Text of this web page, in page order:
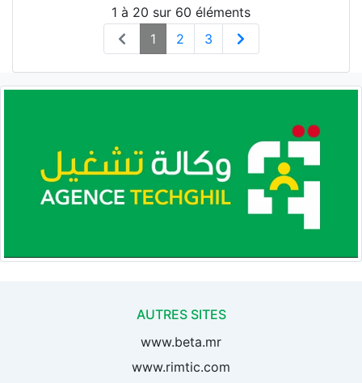
1 à 20 sur 60 éléments
1
2 3
AUTRES SITES
www.beta.mr
www.rimtic.com